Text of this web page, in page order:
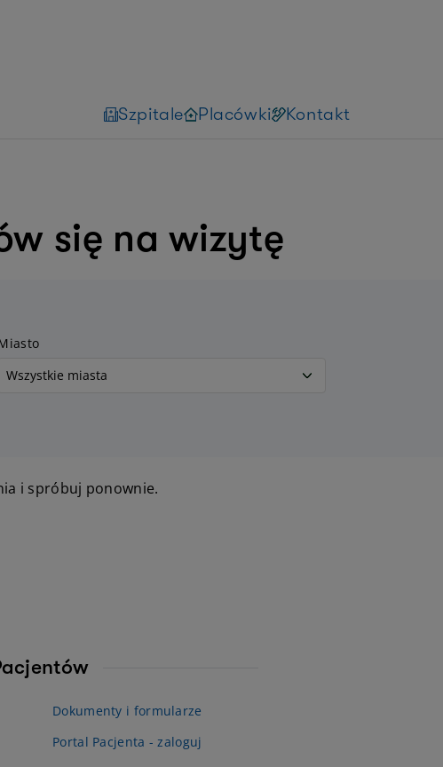
Szpitale Placówki Kontakt
się na wizytę
i spróbuj ponownie.
Dokumenty i formularze
Portal Pacjenta - zaloguj